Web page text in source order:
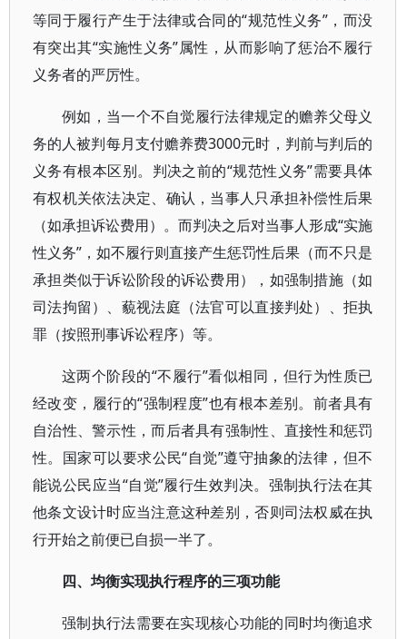
等同于履行产生于法律或合同的“规范性义务”，而没
有突出其“实施性义务”属性，从而影响了惩治不履行
义务者的严厉性。
例如，当一个不自觉履行法律规定的赡养父母义
务的人被判每月支付赡养费3000元时，判前与判后的
义务有根本区别。判决之前的“规范性义务”需要具体
有权机关依法决定、确认，当事人只承担补偿性后果
（如承担诉讼费用）。而判决之后对当事人形成“实施
性义务”，如不履行则直接产生惩罚性后果（而不只是
承担类似于诉讼阶段的诉讼费用），如强制措施（如
司法拘留）、藐视法庭（法官可以直接判处）、拒执
罪（按照刑事诉讼程序）等。
这两个阶段的“不履行”看似相同，但行为性质已
经改变，履行的“强制程度”也有根本差别。前者具有
自治性、警示性，而后者具有强制性、直接性和惩罚
性。国家可以要求公民“自觉”遵守抽象的法律，但不
能说公民应当“自觉”履行生效判决。强制执行法在其
他条文设计时应当注意这种差别，否则司法权威在执
行开始之前便已自损一半了。
四、均衡实现执行程序的三项功能
强制执行法需要在实现核心功能的同时均衡追求